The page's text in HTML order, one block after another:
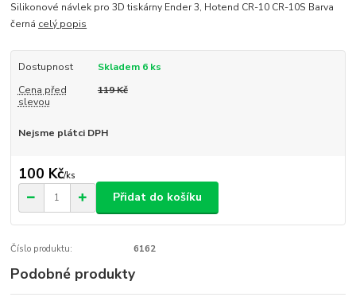
Silikonové návlek pro 3D tiskárny Ender 3, Hotend CR-10 CR-10S Barva
černá celý popis
Dostupnost
Skladem 6 ks
Cena před
slevou
119 Kč
Nejsme plátci DPH
100 Kč/ks
Přidat do košíku
Číslo produktu: 6162
Podobné produkty